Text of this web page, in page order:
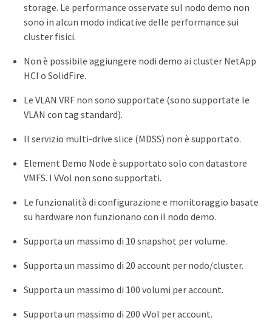
storage. Le performance osservate sul nodo demo non
sono in alcun modo indicative delle performance sui
cluster fisici.
Non è possibile aggiungere nodi demo ai cluster NetApp
HCI o SolidFire.
Le VLAN VRF non sono supportate (sono supportate le
VLAN con tag standard).
Il servizio multi-drive slice (MDSS) non è supportato.
Element Demo Node è supportato solo con datastore
VMFS. I VVol non sono supportati.
Le funzionalità di configurazione e monitoraggio basate
su hardware non funzionano con il nodo demo.
Supporta un massimo di 10 snapshot per volume.
Supporta un massimo di 20 account per nodo/cluster.
Supporta un massimo di 100 volumi per account.
Supporta un massimo di 200 vVol per account.